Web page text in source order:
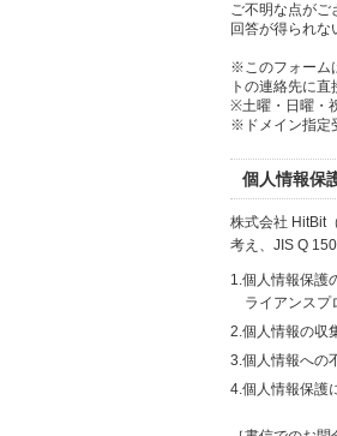
ご不明な点がご
回答が得られな
※このフォーム
トの連絡先に直
※土曜・日曜・
※ドメイン指定
個人情報保
株式会社 HitBit
考え、JIS Q
1.個人情報保護
ライアンスプ
2.個人情報の収
3.個人情報への
4.個人情報保護